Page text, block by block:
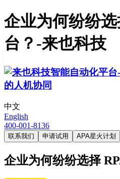
企业为何纷纷
台？-来也科技
中文
English
400-001-8136
联系我们 申请试用 APA星火计划
企业为何纷纷选择